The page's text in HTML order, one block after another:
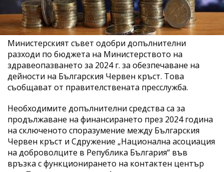
Министерският съвет одобри допълнителни
разходи по бюджета на Министерството на
здравеопазването за 2024 г. за обезпечаване на
дейности на Българския Червен кръст. Това
съобщават от правителствената пресслужба.
Необходимите допълнителни средства са за
продължаване на финансирането през 2024 година
на сключеното споразумение между Българския
Червен кръст и Сдружение „Национална асоциация
на доброволците в Република България“ във
връзка с функционирането на контактен център